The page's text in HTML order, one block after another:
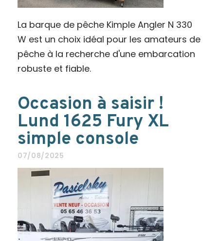
La barque de pêche Kimple Angler N 330
W est un choix idéal pour les amateurs de
pêche à la recherche d'une embarcation
robuste et fiable.
Occasion à saisir !
Lund 1625 Fury XL
simple console
07/08/2025